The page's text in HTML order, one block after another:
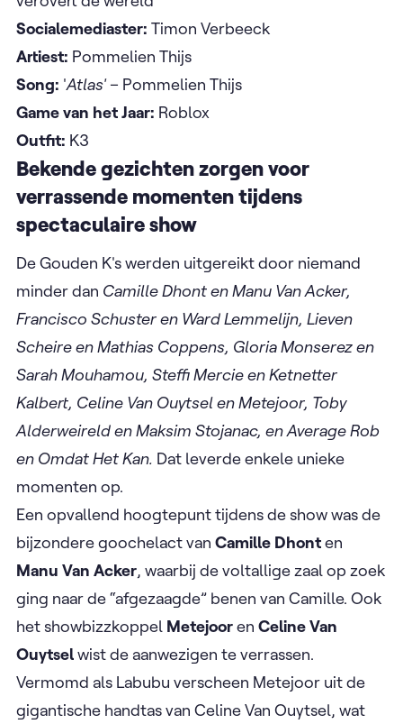
Socialemediaster: Timon Verbeeck
Artiest: Pommelien Thijs
Song: 'Atlas'– Pommelien Thijs
Game van het Jaar: Roblox
Outfit: K3
Bekende gezichten zorgen voor
verrassende momenten tijdens
spectaculaire show
De Gouden K's werden uitgereikt door niemand
minder dan Camille Dhont en Manu Van Acker,
Francisco Schuster en Ward Lemmelijn, Lieven
Scheire en Mathias Coppens, Gloria Monserez en
Sarah Mouhamou, Steffi Mercie en Ketnetter
Kalbert, Celine Van Ouytsel en Metejoor, Toby
Alderweireld en Maksim Stojanac, en Average Rob
en Omdat Het Kan. Dat leverde enkele unieke
momenten op.
Een opvallend hoogtepunt tijdens de show was de
bijzondere goochelact van Camille Dhonten
Manu Van Acker, waarbij de voltallige zaal op zoek
ging naar de “afgezaagde” benen van Camille. Ook
het showbizzkoppel Metejooren Celine Van
Ouytselwist de aanwezigen te verrassen.
Vermomd als Labubu verscheen Metejoor uit de
gigantische handtas van Celine Van Ouytsel, wat